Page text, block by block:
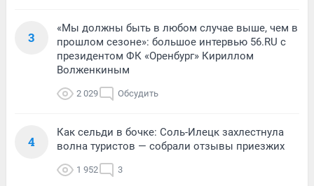
3
«Мы должны быть в любом случае выше, чем в
прошлом сезоне»: большое интервью 56.RU с
президентом ФК «Оренбург» Кириллом
Волженкиным
2 029 Обсудить
4
Как сельди в бочке: Соль-Илецк захлестнула
волна туристов — собрали отзывы приезжих
1 952 3